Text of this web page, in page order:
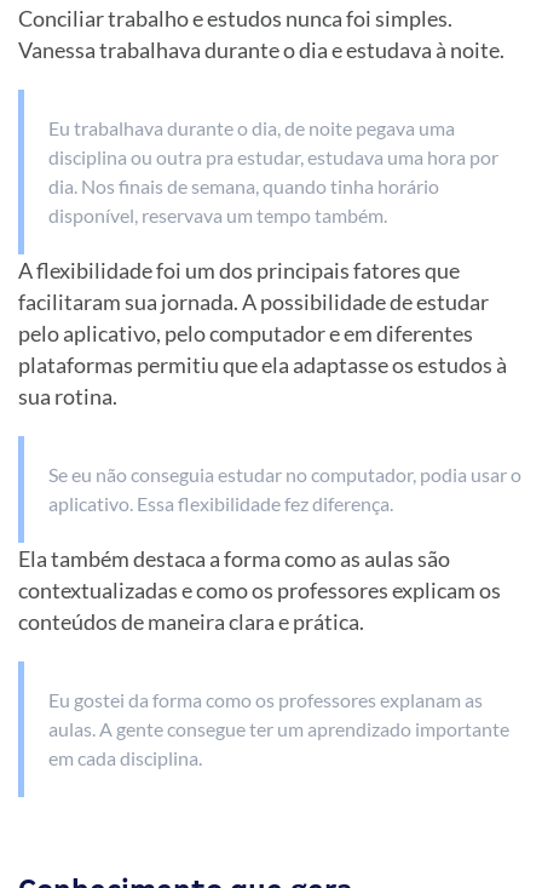
Conciliar trabalho e estudos nunca foi simples.
Vanessa trabalhava durante o dia e estudava à noite.
Eu trabalhava durante o dia, de noite pegava uma
disciplina ou outra pra estudar, estudava uma hora por
dia. Nos finais de semana, quando tinha horário
disponível, reservava um tempo também.
A flexibilidade foi um dos principais fatores que
facilitaram sua jornada. A possibilidade de estudar
pelo aplicativo, pelo computador e em diferentes
plataformas permitiu que ela adaptasse os estudos à
sua rotina.
Se eu não conseguia estudar no computador, podia usar o
aplicativo. Essa flexibilidade fez diferença.
Ela também destaca a forma como as aulas são
contextualizadas e como os professores explicam os
conteúdos de maneira clara e prática.
Eu gostei da forma como os professores explanam as
aulas. A gente consegue ter um aprendizado importante
em cada disciplina.